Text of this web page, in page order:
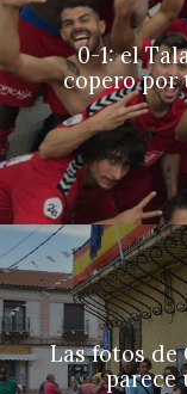
0-1: el
copero por
Las fotos de
parece